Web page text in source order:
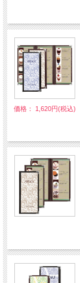
価格： 1,620円(税込)